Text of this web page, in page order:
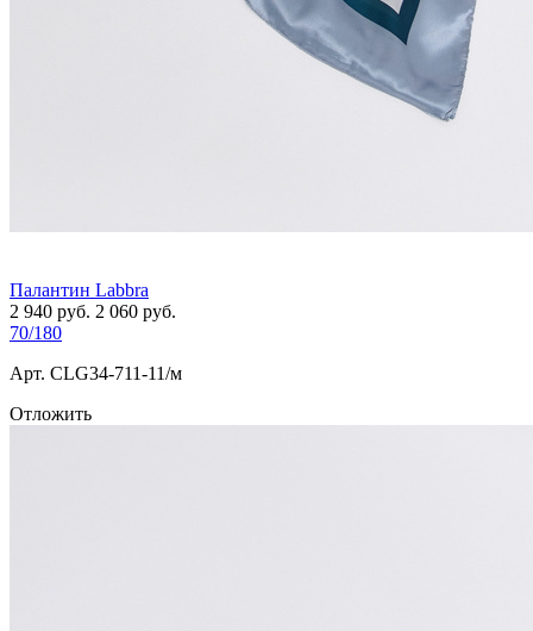
Палантин Labbra
2 940 руб. 2 060 руб.
70/180
Арт. СLG34-711-11/м
Отложить